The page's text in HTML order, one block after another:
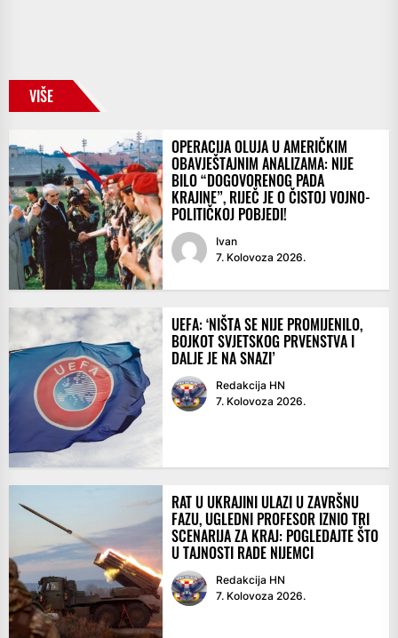
VIŠE
OPERACIJA OLUJA U AMERIČKIM
OBAVJEŠTAJNIM ANALIZAMA: NIJE
BILO “DOGOVORENOG PADA
KRAJINE”, RIJEČ JE O ČISTOJ VOJNO-
POLITIČKOJ POBJEDI!
Ivan
7. Kolovoza 2026.
UEFA: ‘NIŠTA SE NIJE PROMIJENILO,
BOJKOT SVJETSKOG PRVENSTVA I
DALJE JE NA SNAZI’
Redakcija HN
7. Kolovoza 2026.
RAT U UKRAJINI ULAZI U ZAVRŠNU
FAZU, UGLEDNI PROFESOR IZNIO TRI
SCENARIJA ZA KRAJ: POGLEDAJTE ŠTO
U TAJNOSTI RADE NIJEMCI
Redakcija HN
7. Kolovoza 2026.